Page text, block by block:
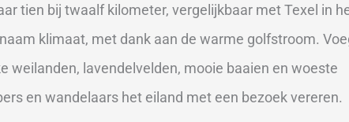
tien bij twaalf kilometer, vergelijkbaar met Texel in
klimaat, met dank aan de warme golfstroom.
weilanden, lavendelvelden, mooie baaien en woeste
en wandelaars het eiland met een bezoek vereren.